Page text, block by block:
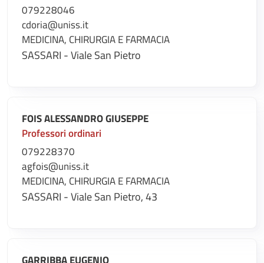
079228046
cdoria@uniss.it
MEDICINA, CHIRURGIA E FARMACIA
SASSARI - Viale San Pietro
FOIS ALESSANDRO GIUSEPPE
Professori ordinari
079228370
agfois@uniss.it
MEDICINA, CHIRURGIA E FARMACIA
SASSARI - Viale San Pietro, 43